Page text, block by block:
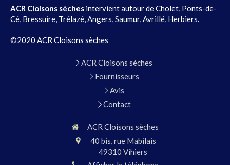
ACR Cloisons sèches intervient autour de Cholet, Ponts-de-
Cé, Bressuire, Trélazé, Angers, Saumur, Avrillé, Herbiers.
©2020 ACR Cloisons sèches
ACR Cloisons sèches
Fournisseurs
Avis
Contact
ACR Cloisons sèches
40 bis, rue Mabilais
49310 Vihiers